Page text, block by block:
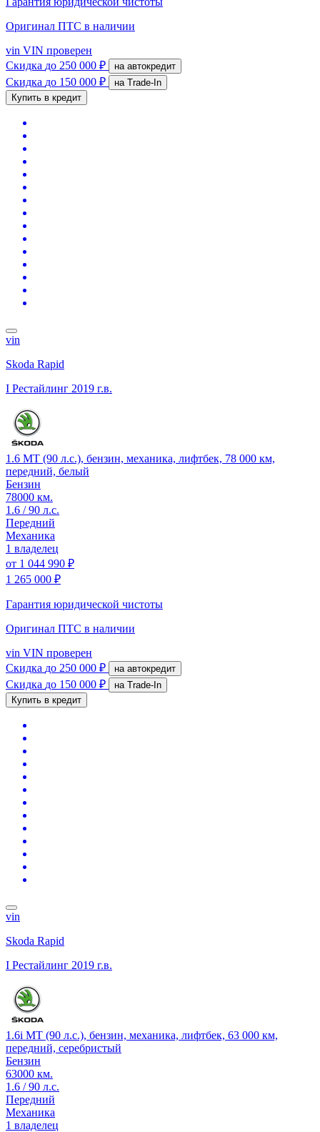
Оригинал ПТС в наличии
vin VIN проверен
Скидка до 250 000 ₽ на автокредит
Скидка до 150 000 ₽
на Trade-In
Купить в кредит
vin
Skoda Rapid
I Рестайлинг 2019 г.в.
1.6 MT (90 л.с.), бензин, механика, лифтбек, 78 000 км,
передний, белый
Бензин
78000 км.
1.6 / 90 л.с.
Передний
Механика
1 владелец
от 1 044 990 ₽
1 265 000 ₽
Гарантия юридической чистоты
Оригинал ПТС в наличии
vin VIN проверен
Скидка до 250 000 ₽ на автокредит
Скидка до 150 000 ₽
на Trade-In
Купить в кредит
vin
Skoda Rapid
I Рестайлинг 2019 г.в.
1.6i MT (90 л.с.), бензин, механика, лифтбек, 63 000 км,
передний, серебристый
Бензин
63000 км.
1.6 / 90 л.с.
Передний
Механика
1 владелец